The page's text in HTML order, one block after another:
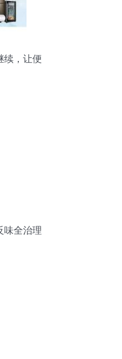
续，让便
味全治理